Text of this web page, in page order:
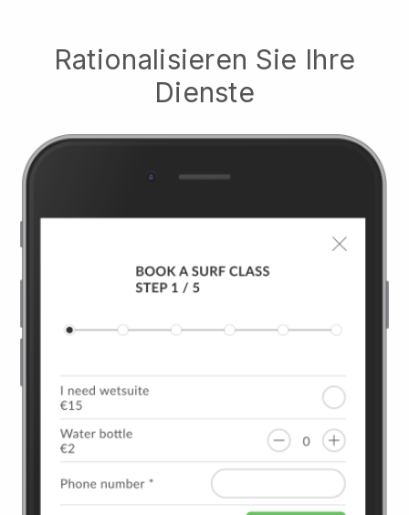
Rationalisieren Sie Ihre
Dienste